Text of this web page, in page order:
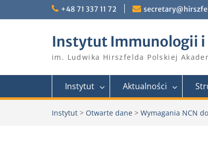
+48 71 337 11 72
Instytut Immunologii i
im. Ludwika Hirszfelda Polskiej
Instytut Aktualności
Instytut > Otwarte dane > Wymagania NCN